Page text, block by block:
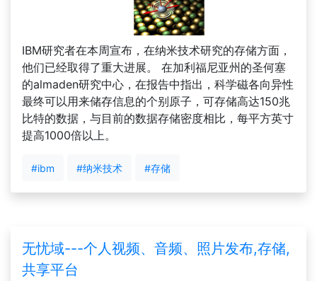
IBM研究者在本周宣布，在纳米技术研究的存储方面，
他们已经取得了重大进展。 在加利福尼亚州的圣何塞
的almaden研究中心，在报告中指出，科学磁各向异性
最终可以用来储存信息的个别原子，可存储高达150兆
比特的数据，与目前的数据存储密度相比，每平方英寸
提高1000倍以上。
#ibm #纳米技术 #存储
无忧域---个人视频、音频、照片发布,存储,
共享平台